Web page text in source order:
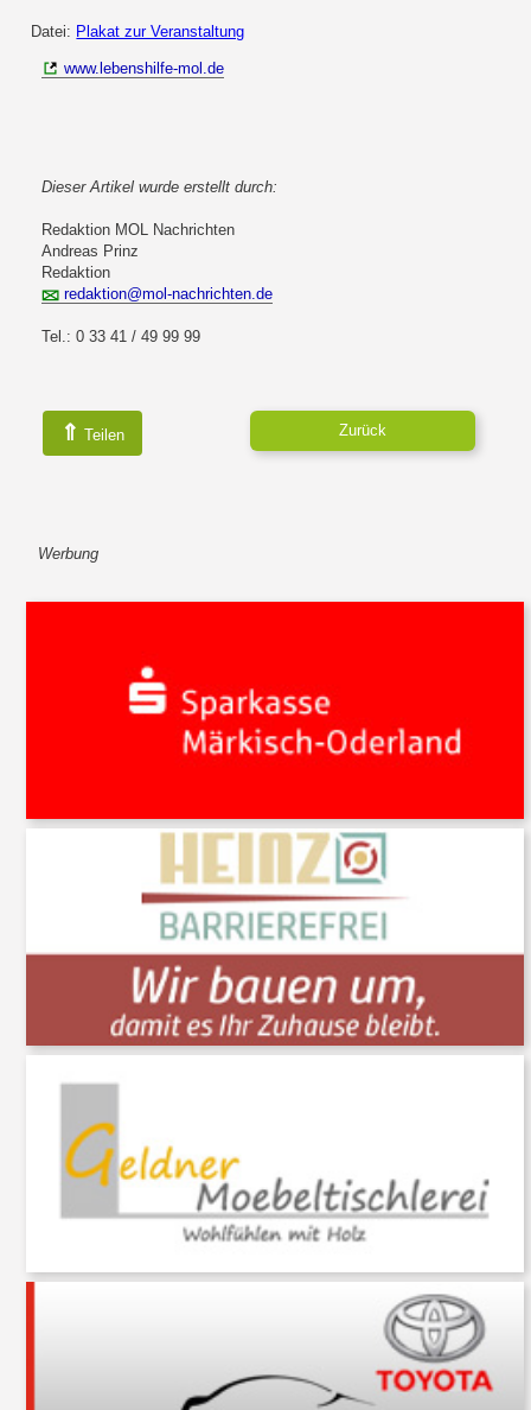
Datei: Plakat zur Veranstaltung
www.lebenshilfe-mol.de
Dieser Artikel wurde erstellt durch:
Redaktion MOL Nachrichten
Andreas Prinz
Redaktion
redaktion@mol-nachrichten.de
Tel.: 0 33 41 / 49 99 99
⇑ Teilen Zurück
Werbung